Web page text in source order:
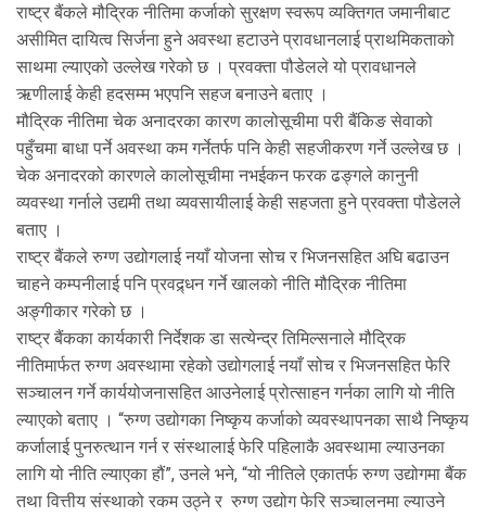
राष्ट्र बैंकले मौद्रिक नीतिमा कर्जाको सुरक्षण स्वरूप व्यक्तिगत जमानीबाट
असीमित दायित्व सिर्जना हुने अवस्था हटाउने प्रावधानलाई प्राथमिकताको
साथमा ल्याएको उल्लेख गरेको छ । प्रवक्ता पौडेलले यो प्रावधानले
ऋणीलाई केही हदसम्म भएपनि सहज बनाउने बताए ।
मौद्रिक नीतिमा चेक अनादरका कारण कालोसूचीमा परी बैंकिङ सेवाको
पहुँचमा बाधा पर्ने अवस्था कम गर्नेतर्फ पनि केही सहजीकरण गर्ने उल्लेख छ ।
चेक अनादरको कारणले कालोसूचीमा नभईकन फरक ढङ्गले कानुनी
व्यवस्था गर्नाले उद्यमी तथा व्यवसायीलाई केही सहजता हुने प्रवक्ता पौडेलले
बताए ।
राष्ट्र बैंकले रुग्ण उद्योगलाई नयाँ योजना सोच र भिजनसहित अघि बढाउन
चाहने कम्पनीलाई पनि प्रवद्र्धन गर्ने खालको नीति मौद्रिक नीतिमा
अङ्गीकार गरेको छ ।
राष्ट्र बैंकका कार्यकारी निर्देशक डा सत्येन्द्र तिमिल्सनाले मौद्रिक
नीतिमार्फत रुग्ण अवस्थामा रहेको उद्योगलाई नयाँ सोच र भिजनसहित फेरि
सञ्चालन गर्ने कार्ययोजनासहित आउनेलाई प्रोत्साहन गर्नका लागि यो नीति
ल्याएको बताए । “रुग्ण उद्योगका निष्कृय कर्जाको व्यवस्थापनका साथै निष्कृय
कर्जालाई पुनरुत्थान गर्न र संस्थालाई फेरि पहिलाकै अवस्थामा ल्याउनका
लागि यो नीति ल्याएका हौं”, उनले भने, “यो नीतिले एकातर्फ रुग्ण उद्योगमा बैंक
तथा वित्तीय संस्थाको रकम उठ्ने र रुग्ण उद्योग फेरि सञ्चालनमा ल्याउने